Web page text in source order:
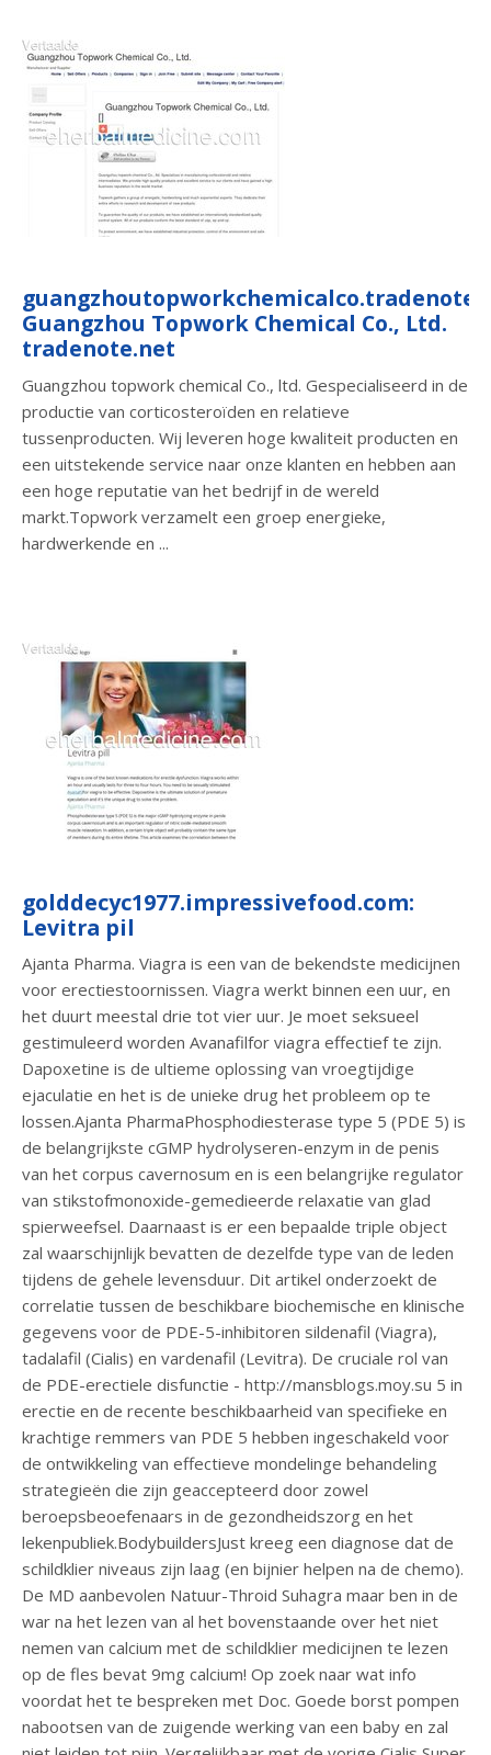
Guangzhou Topwork Chemical Co., Ltd.
tradenote.net
Guangzhou topwork chemical Co., ltd. Gespecialiseerd in de
productie van corticosteroïden en relatieve
tussenproducten. Wij leveren hoge kwaliteit producten en
een uitstekende service naar onze klanten en hebben aan
een hoge reputatie van het bedrijf in de wereld
markt.Topwork verzamelt een groep energieke,
hardwerkende en ...
golddecyc1977.impressivefood.com:
Levitra pil
Ajanta Pharma. Viagra is een van de bekendste medicijnen
voor erectiestoornissen. Viagra werkt binnen een uur, en
het duurt meestal drie tot vier uur. Je moet seksueel
gestimuleerd worden Avanafilfor viagra effectief te zijn.
Dapoxetine is de ultieme oplossing van vroegtijdige
ejaculatie en het is de unieke drug het probleem op te
lossen.Ajanta PharmaPhosphodiesterase type 5 (PDE 5) is
de belangrijkste cGMP hydrolyseren-enzym in de penis
van het corpus cavernosum en is een belangrijke regulator
van stikstofmonoxide-gemedieerde relaxatie van glad
spierweefsel. Daarnaast is er een bepaalde triple object
zal waarschijnlijk bevatten de dezelfde type van de leden
tijdens de gehele levensduur. Dit artikel onderzoekt de
correlatie tussen de beschikbare biochemische en klinische
gegevens voor de PDE-5-inhibitoren sildenafil (Viagra),
tadalafil (Cialis) en vardenafil (Levitra). De cruciale rol van
de PDE-erectiele disfunctie - http://mansblogs.moy.su 5 in
erectie en de recente beschikbaarheid van specifieke en
krachtige remmers van PDE 5 hebben ingeschakeld voor
de ontwikkeling van effectieve mondelinge behandeling
strategieën die zijn geaccepteerd door zowel
beroepsbeoefenaars in de gezondheidszorg en het
lekenpubliek.BodybuildersJust kreeg een diagnose dat de
schildklier niveaus zijn laag (en bijnier helpen na de chemo).
De MD aanbevolen Natuur-Throid Suhagra maar ben in de
war na het lezen van al het bovenstaande over het niet
nemen van calcium met de schildklier medicijnen te lezen
op de fles bevat 9mg calcium! Op zoek naar wat info
voordat het te bespreken met Doc. Goede borst pompen
nabootsen van de zuigende werking van een baby en zal